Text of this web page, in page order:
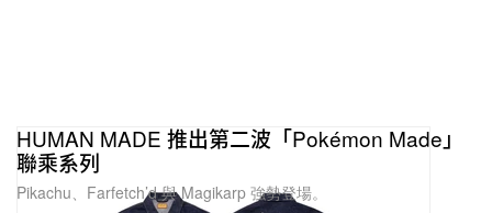
HUMAN MADE 推出第二波「Pokémon Made」
聯乘系列
Pikachu、Farfetch’d 與 Magikarp 強勢登場。